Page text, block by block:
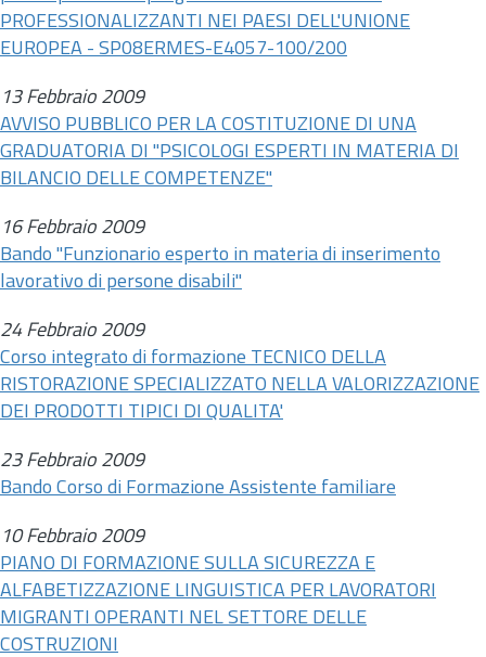
PROFESSIONALIZZANTI NEI PAESI DELL'UNIONE
EUROPEA - SP08ERMES-E4057-100/200
13 Febbraio 2009
AVVISO PUBBLICO PER LA COSTITUZIONE DI UNA
GRADUATORIA DI "PSICOLOGI ESPERTI IN MATERIA DI
BILANCIO DELLE COMPETENZE"
16 Febbraio 2009
Bando "Funzionario esperto in materia di inserimento
lavorativo di persone disabili"
24 Febbraio 2009
Corso integrato di formazione TECNICO DELLA
RISTORAZIONE SPECIALIZZATO NELLA VALORIZZAZIONE
DEI PRODOTTI TIPICI DI QUALITA'
23 Febbraio 2009
Bando Corso di Formazione Assistente familiare
10 Febbraio 2009
PIANO DI FORMAZIONE SULLA SICUREZZA E
ALFABETIZZAZIONE LINGUISTICA PER LAVORATORI
MIGRANTI OPERANTI NEL SETTORE DELLE
COSTRUZIONI